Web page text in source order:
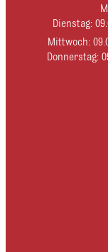
Dienstag:
Mittwoch:
Donnerstag: